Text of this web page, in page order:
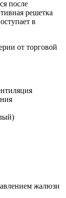
после
решетка
в
от торговой
жалюзи